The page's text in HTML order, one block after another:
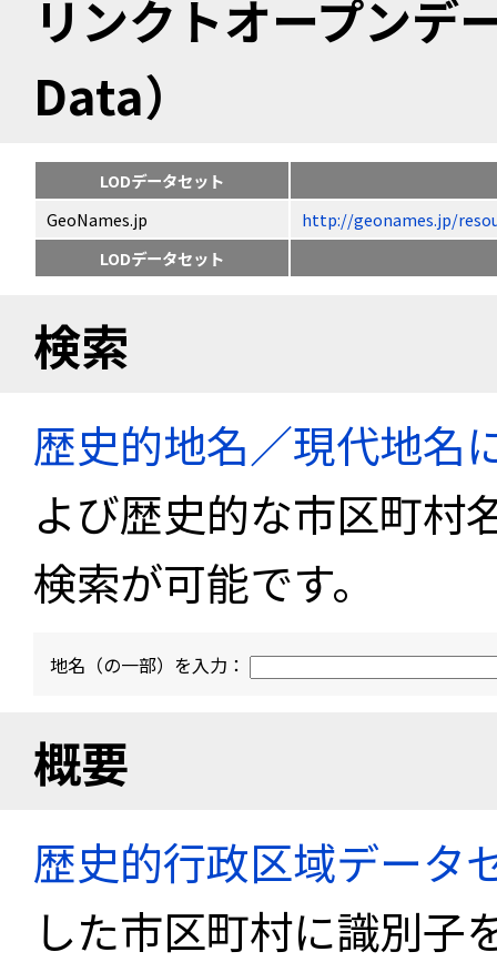
リンクトオープン
Data）
LODデータセット
GeoNames.jp
http://geonames.jp/
LODデータセット
検索
歴史的地名／現代地名
よび歴史的な市区町村
検索が可能です。
地名（の一部）を入力：
概要
歴史的行政区域データ
した市区町村に識別子